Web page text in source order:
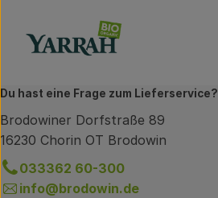
Du hast eine Frage zum Lieferservice?
Brodowiner Dorfstraße 89
16230 Chorin OT Brodowin
033362 60-300
info@brodowin.de